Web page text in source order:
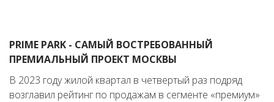
PRIME PARK - САМЫЙ ВОСТРЕБОВАННЫЙ
ПРЕМИАЛЬНЫЙ ПРОЕКТ МОСКВЫ
В 2023 году жилой квартал в четвертый раз подряд
возглавил рейтинг по продажам в сегменте «премиум»